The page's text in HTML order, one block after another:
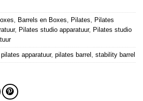
Barrels en Boxes Pilates
Pilates
, Pilates studio apparatuur, Pilates studio
pilates apparatuur, pilates barrel stability barrel